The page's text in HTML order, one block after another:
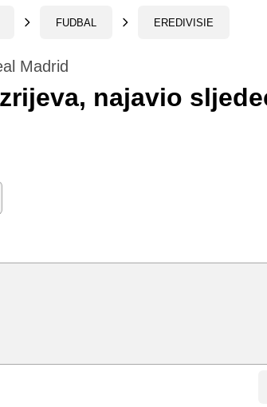
FUDBAL EREDIVISIE
Madrid
najavio